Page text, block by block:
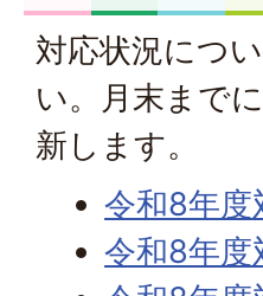
対応状況につ
い。月末まで
新します。
令和8年度
令和8年度